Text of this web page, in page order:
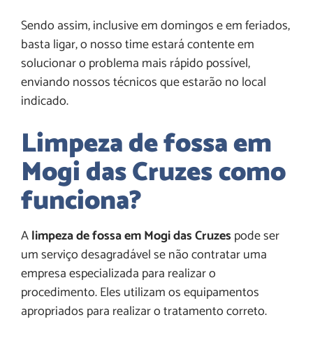
Sendo assim, inclusive em domingos e em feriados,
basta ligar, o nosso time estará contente em
solucionar o problema mais rápido possível,
enviando nossos técnicos que estarão no local
indicado.
Limpeza de fossa em
Mogi das Cruzescomo
funciona?
Alimpeza de fossa em Mogi das Cruzespode ser
um serviço desagradável se não contratar uma
empresa especializada para realizar o
procedimento. Eles utilizam os equipamentos
apropriados para realizar o tratamento correto.